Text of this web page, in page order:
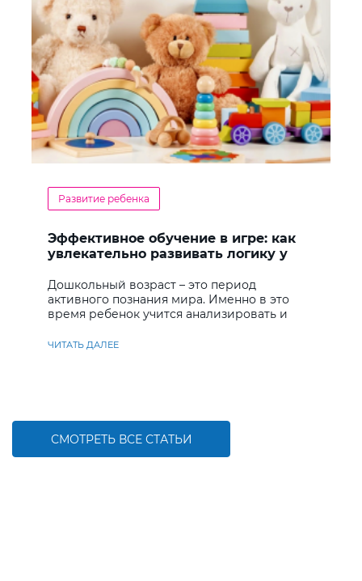
Развитие ребенка
Эффективное обучение в игре: как
увлекательно развивать логику у
Дошкольный возраст – это период
активного познания мира. Именно в это
время ребенок учится анализировать и
ЧИТАТЬ ДАЛЕЕ
СМОТРЕТЬ ВСЕ СТАТЬИ